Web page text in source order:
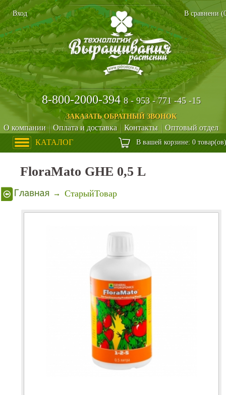
КАТАЛОГ В вашей корзине: 0 товар(ов)
8-800-2000-3948 - 953 - 771 -45 -15
ЗАКАЗАТЬ ОБРАТНЫЙ ЗВОНОК
О компании Оплата и доставка Контакты Оптовый отдел
В сравнени (
Вход
FloraMato GHE 0,5 L
СтарыйТовар